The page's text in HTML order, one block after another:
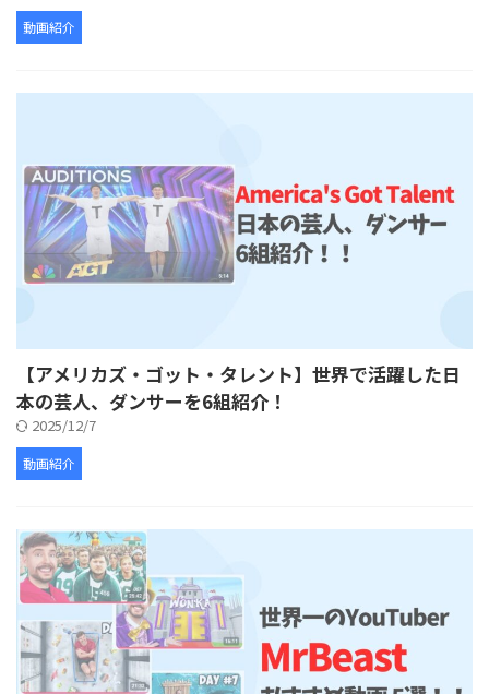
動画紹介
【アメリカズ・ゴット・タレント】世界で活躍した日
本の芸人、ダンサーを6組紹介！
2025/12/7
動画紹介